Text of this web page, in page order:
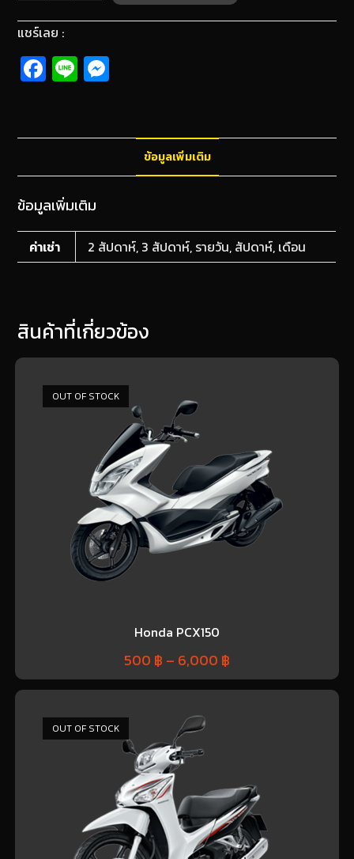
แชร์เลย :
Fa
ce
o
o
k
Li
n
n
g ข้อมูลเพิ่มเติม
ข้อมูลเพิ่มเติม
ค่าเช่า 2 สัปดาห์, 3 สัปดาห์, รายวัน, สัปดาห์, เดือน
สินค้าที่เกี่ยวข้อง
OUT OF STOCK
Honda PCX150
500 ฿ – 6,000 ฿
OUT OF STOCK